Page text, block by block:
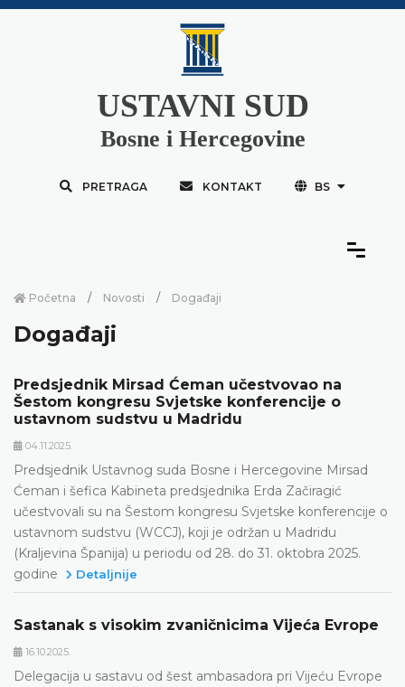
USTAVNI SUD
Bosne i Hercegovine
PRETRAGA KONTAKT BS
Početna Novosti Događaji
Događaji
Predsjednik Mirsad Ćeman učestvovao na
Šestom kongresu Svjetske konferencije o
ustavnom sudstvu u Madridu
04.11.2025.
Predsjednik Ustavnog suda Bosne i Hercegovine Mirsad
Ćeman i šefica Kabineta predsjednika Erda Začiragić
učestvovali su na Šestom kongresu Svjetske konferencije o
ustavnom sudstvu (WCCJ), koji je održan u Madridu
(Kraljevina Španija) u periodu od 28. do 31. oktobra 2025.
godine
Detaljnije
Sastanak s visokim zvaničnicima Vijeća Evrope
16.10.2025.
Delegacija u sastavu od šest ambasadora pri Vijeću Evrope